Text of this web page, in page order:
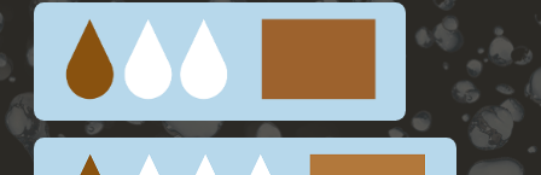
фарбування. При пошарових техніках
фарбування рекомендуємо перший шар
наносити максимально тонким і повторити
нанесення 2-3 рази.
Просушіть фарбник на бровах і змийте. Час
витримки фарбника на бровах 6-15 хвилин.
Змийте фарбу за допомогою вологого ватного
диску.